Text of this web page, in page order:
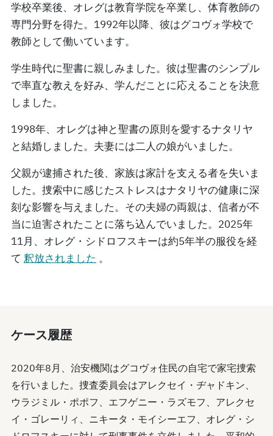
学校卒業後、オレグは教育学院を卒業し、体育教師の
専門分野を得た。1992年以降、彼はグコヴォ学校で
教師として働いています。
学生時代に聖書に親しみました。彼は聖書のシンプル
で率直な教えを好み、学んだことに応えることを決意
しました。
1998年、オレグは神と聖書の原則を愛するナタリヤ
と結婚しました。夫妻には二人の娘がいました。
父親が逮捕された後、家族は家計を支える者を失いま
した。捜索中に感じたストレスはナタリヤの健康に深
刻な影響を与えました。その夫婦の両親は、信者が不
当に迫害されたことに落ち込んでいました。2025年
11月、オレグ・シドロフスキーは約5年半の服役を経
て 釈放されました 。
ケース履歴
2020年8月、治安機関はグコヴォ住民の自宅で家宅捜索
を行いました。捜査委員会はアレクセイ・ヂャドキン、
ウラジミル・ポポフ、エフゲニー・ラズモフ、アレクセ
イ・ゴレーリィ、ニキータ・モイシーエフ、オレグ・シ